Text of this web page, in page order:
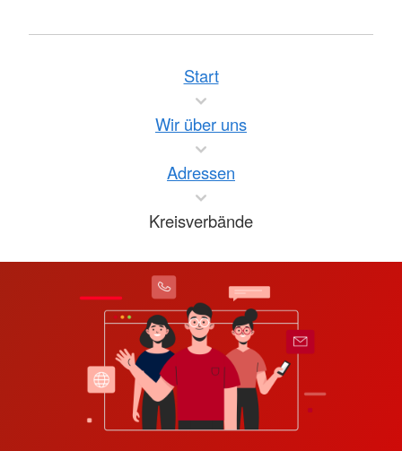
Start
Wir über uns
Adressen
Kreisverbände